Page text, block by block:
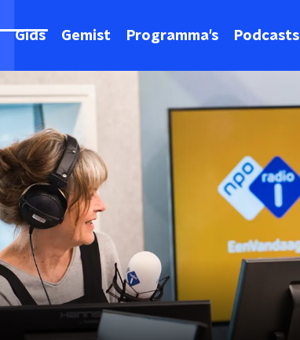
Gids Gemist Programma's Podcasts